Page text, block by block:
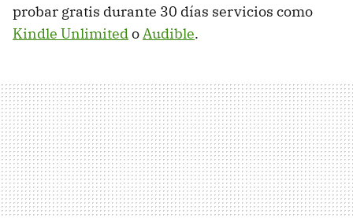
probar gratis durante 30 días servicios como
Kindle UnlimitedoAudible.